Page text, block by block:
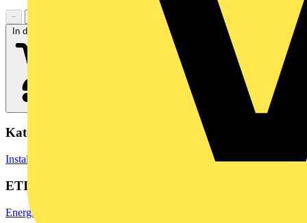
−
+
In den Warenkorb
Kategorien
Installationsmaterial & Zubehör Installationszubehör
ETIM Group
Energieverteilsysteme/Schaltanlagen